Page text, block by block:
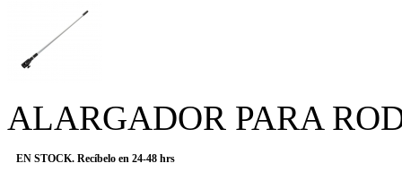
ALARGADOR PARA
EN STOCK. Recíbelo en 24-48 hrs